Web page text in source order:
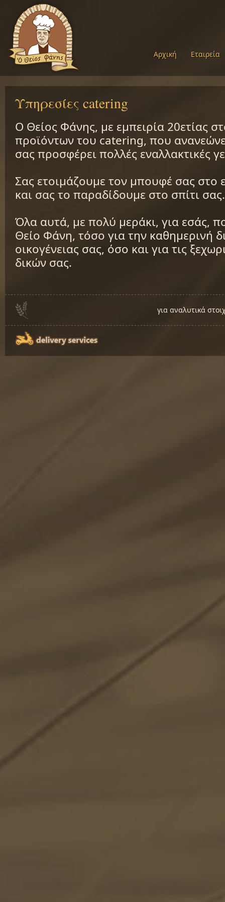
Αρχική Εταιρεία
Υπηρεσίες catering
Ο Θείος Φάνης, με εμπειρία 20ετίας
προϊόντων του catering, που
σας προσφέρει πολλές εναλλακτικές
Σας ετοιμάζουμε τον μπουφέ σας στο
και σας το παραδίδουμε στο σπίτι σας.
Όλα αυτά, με πολύ μεράκι, για εσάς,
Θείο Φάνη, τόσο για την καθημερινή
οικογένειας σας, όσο και για τις
δικών σας.
για αναλυτικά